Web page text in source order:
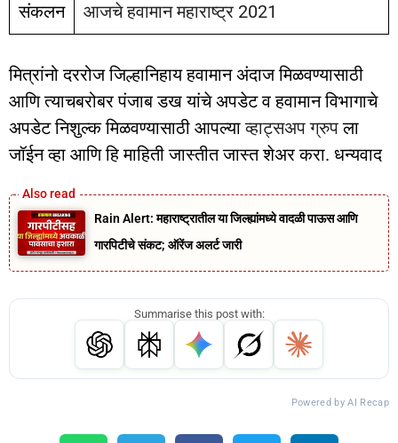
संकलन आजचे हवामान महाराष्ट्र 2021
मित्रांनो दररोज जिल्हानिहाय हवामान अंदाज मिळवण्यासाठी
आणि त्याचबरोबर पंजाब डख यांचे अपडेट व हवामान विभागाचे
अपडेट निशुल्क मिळवण्यासाठी आपल्याव्हाट्सअप ग्रुपला
जॉईन व्हा आणि हि माहिती जास्तीत जास्त शेअर करा. धन्यवाद
Rain Alert: महाराष्ट्रातील या जिल्ह्यांमध्ये वादळी पाऊस आणि
गारपिटीचे संकट; ऑरेंज अलर्ट जारी
Summarise this post with:
Powered by AI Recap